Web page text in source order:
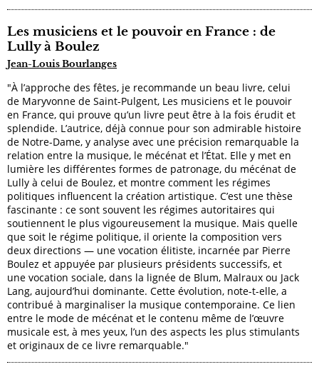
Les musiciens et le pouvoir en France : de
Lully à Boulez
Jean-Louis Bourlanges
"À l’approche des fêtes, je recommande un beau livre, celui
de Maryvonne de Saint-Pulgent, Les musiciens et le pouvoir
en France, qui prouve qu’un livre peut être à la fois érudit et
splendide. L’autrice, déjà connue pour son admirable histoire
de Notre-Dame, y analyse avec une précision remarquable la
relation entre la musique, le mécénat et l’État. Elle y met en
lumière les différentes formes de patronage, du mécénat de
Lully à celui de Boulez, et montre comment les régimes
politiques influencent la création artistique. C’est une thèse
fascinante : ce sont souvent les régimes autoritaires qui
soutiennent le plus vigoureusement la musique. Mais quelle
que soit le régime politique, il oriente la composition vers
deux directions — une vocation élitiste, incarnée par Pierre
Boulez et appuyée par plusieurs présidents successifs, et
une vocation sociale, dans la lignée de Blum, Malraux ou Jack
Lang, aujourd’hui dominante. Cette évolution, note-t-elle, a
contribué à marginaliser la musique contemporaine. Ce lien
entre le mode de mécénat et le contenu même de l’œuvre
musicale est, à mes yeux, l’un des aspects les plus stimulants
et originaux de ce livre remarquable."